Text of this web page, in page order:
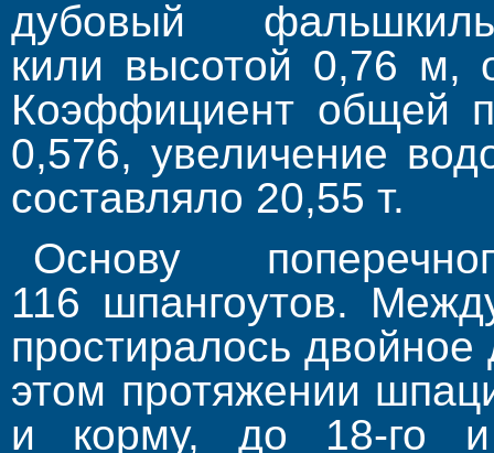
дубовый
кили высотой 0,76
Коэффициент общей
0,576, увеличение
составляло 20,55 т.
Основу
116 шпангоутов.
простиралось
этом протяжении
и корму, до 18-го и